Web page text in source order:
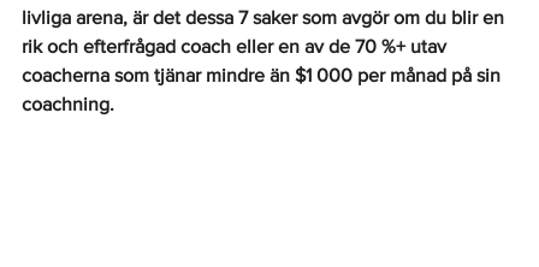
livliga arena, är det dessa 7 saker som avgör om du blir en
rik och efterfrågad coach eller en av de 70 %+ utav
coacherna som tjänar mindre än $1 000 per månad på sin
coachning.